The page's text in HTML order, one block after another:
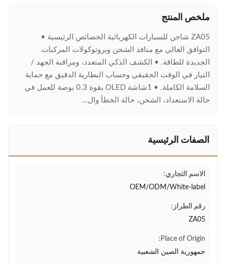
ملخص المنتج
ZA05 شاحن للسيارات الكهربائية الخصائص الرئيسية •
التوافق العالي مع منافذ الشحن وبروتوكولات المركبات
الجديدة للطاقة. • الكشف الذكي المتعدد، ومراقبة الجهد /
التيار في الوقت الحقيقي وحساب البطارية الدقيق مع حماية
السلامة الكاملة. • 1شاشة OLED بقوة 0.3 بوصة للعمل في
حالة الاستعداد، الشحن، حالة الخطأ وال...
الصفات الرئيسية
الاسم التجاري:
OEM/ODM/White-label
رقم الطراز:
ZA05
Place of Origin:
جمهورية الصين الشعبية